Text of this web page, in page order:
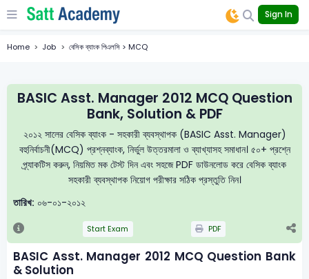
Sign In
Home Job বেসিক ব্যাংক পিএলসি > MCQ
BASIC Asst. Manager 2012 MCQ Question
Bank, Solution & PDF
২০১২ সালের বেসিক ব্যাংক - সহকারী ব্যবস্থাপক (BASIC Asst. Manager)
বহুনির্বাচনী(MCQ) প্রশ্নব্যাংক, নির্ভুল উত্তরমালা ও ব্যাখ্যাসহ সমাধান। ৫০+ প্রশ্নে
প্র্যাকটিস করুন, নিয়মিত মক টেস্ট দিন এবং সহজে PDF ডাউনলোড করে বেসিক ব্যাংক
সহকারী ব্যবস্থাপক নিয়োগ পরীক্ষার সঠিক প্রস্তুতি নিন।
তারিখ: ০৬-০১-২০১২
Start Exam PDF
BASIC Asst. Manager 2012 MCQ Question Bank
& Solution